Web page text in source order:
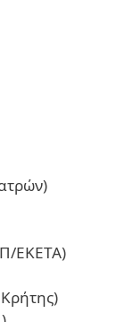
ΕΚΕΤΑ)